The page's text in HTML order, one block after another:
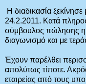
Η διαδικασία
24.2.2011. Κατά
σύμβουλος πώλησης
διαγωνισμό και με
Έχουν παρέλθει
απολύτως τίποτε.
εταιρείας από τους